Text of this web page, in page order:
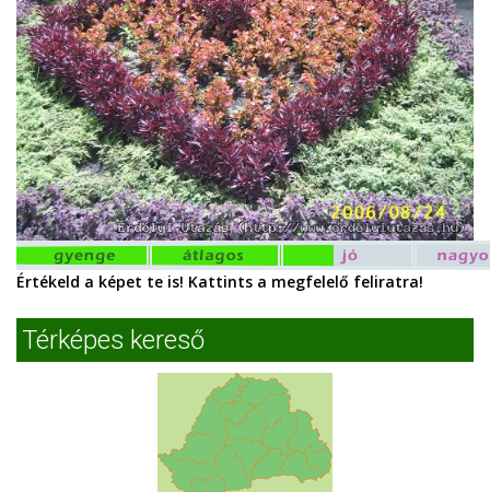
Értékeld a képet te is! Kattints a megfelelő feliratra!
Térképes kereső